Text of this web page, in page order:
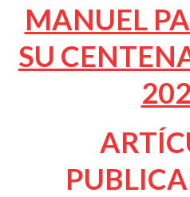
MANUEL
SU